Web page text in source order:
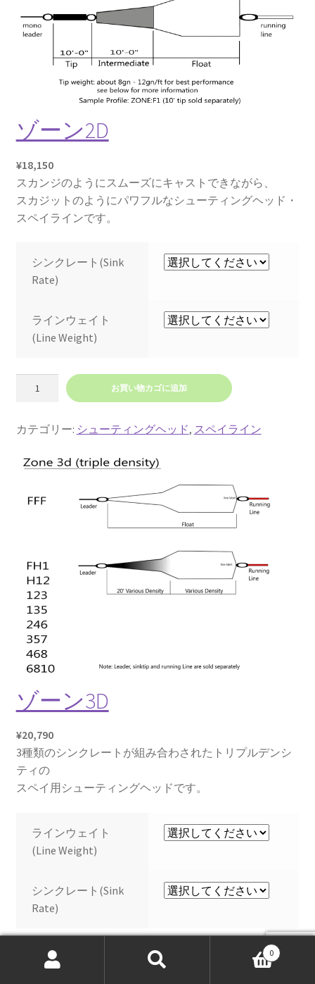
ゾーン2D
¥18,150
スカンジのようにスムーズにキャストできながら、
スカジットのようにパワフルなシューティングヘッド・
スペイラインです。
シンクレート(Sink
Rate)
ラインウェイト
(Line Weight)
2
個
お買い物カゴに追加
カテゴリー: シューティングヘッド, スペイライン
ゾーン3D
¥20,790
3種類のシンクレートが組み合わされたトリプルデンシ
ティの
スペイ用シューティングヘッドです。
ラインウェイト
(Line Weight)
シンクレート(Sink
Rate)
お買い物カゴに追加
0